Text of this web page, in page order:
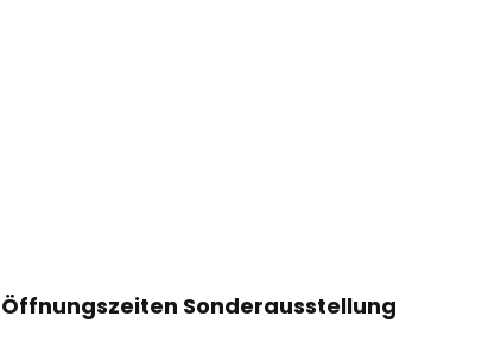
Öffnungszeiten Sonderausstellung